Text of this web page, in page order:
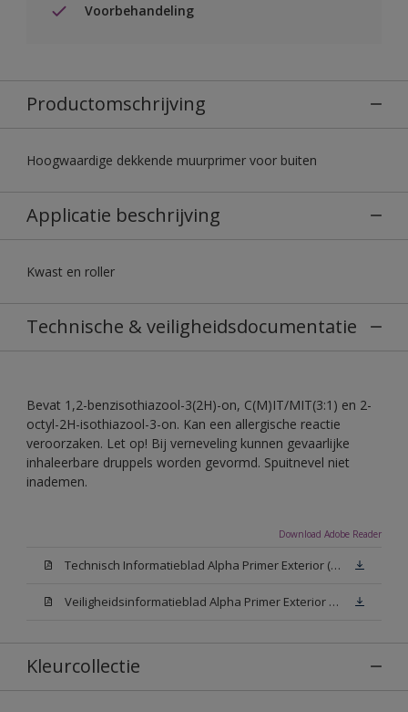
Voorbehandeling
Productomschrijving
Hoogwaardige dekkende muurprimer voor buiten
Applicatie beschrijving
Kwast en roller
Technische & veiligheidsdocumentatie
Bevat 1,2-benzisothiazool-3(2H)-on, C(M)IT/MIT(3:1) en 2-
octyl-2H-isothiazool-3-on. Kan een allergische reactie
veroorzaken. Let op! Bij verneveling kunnen gevaarlijke
inhaleerbare druppels worden gevormd. Spuitnevel niet
inademen.
Download Adobe Reader
Technisch Informatieblad Alpha Primer Exterior (PDF)
Veiligheidsinformatieblad Alpha Primer Exterior White W05 (MSDS)
Kleurcollectie